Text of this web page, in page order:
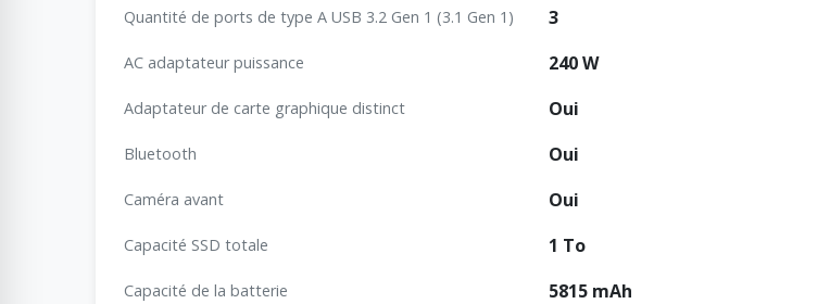
Quantité de ports de type A USB 3.2 Gen 1 (3.1 Gen 1) 3
AC adaptateur puissance 240 W
Adaptateur de carte graphique distinct Oui
Bluetooth Oui
Caméra avant Oui
Capacité SSD totale 1 To
Capacité de la batterie 5815 mAh